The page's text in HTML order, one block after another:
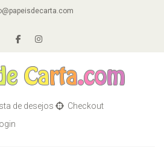
de desejos
Checkout